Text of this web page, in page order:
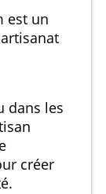
est un
dans les
créer